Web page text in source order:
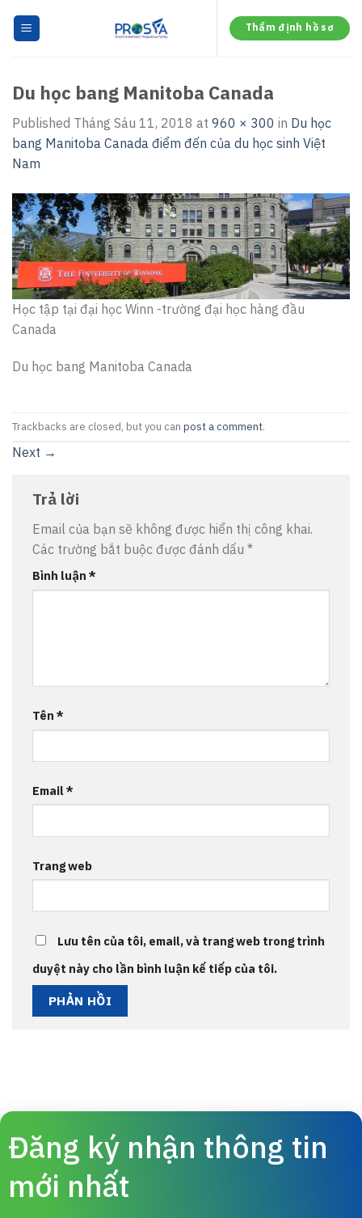
Thẩm định hồ sơ
Du học bang Manitoba Canada
Published Tháng Sáu 11, 2018 at 960 × 300 in Du học
bang Manitoba Canada điểm đến của du học sinh Việt
Nam
Học tập tại đại học Winn -trường đại học hàng đầu
Canada
Du học bang Manitoba Canada
Trackbacks are closed, but you can post a comment.
Next →
Trả lời
Email của bạn sẽ không được hiển thị công khai.
Các trường bắt buộc được đánh dấu *
Bình luận *
Tên *
Email*
Trang web
Lưu tên của tôi, email, và trang web trong trình
duyệt này cho lần bình luận kế tiếp của tôi.
Đăng ký nhận thông tin
mới nhất